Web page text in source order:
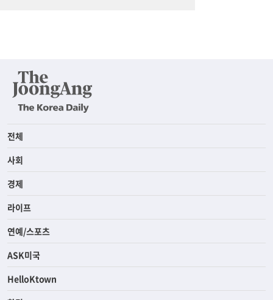
전체
사회
경제
라이프
연예/스포츠
ASK미국